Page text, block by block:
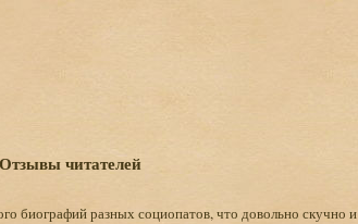
Отзывы читателей
биографий разных социопатов, что довольно скучно и